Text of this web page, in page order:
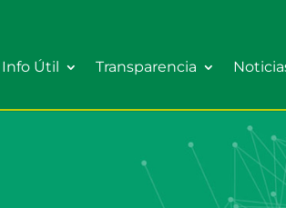
Info Útil Transparencia